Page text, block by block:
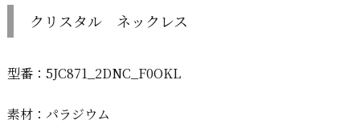
クリスタル ネックレス
型番：5JC871_2DNC_F0OKL
素材：パラジウム